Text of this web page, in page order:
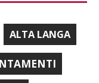
ALTA LANGA